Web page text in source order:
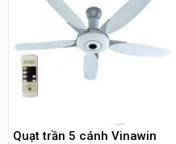
Quạt trần 5 cánh Vinawin